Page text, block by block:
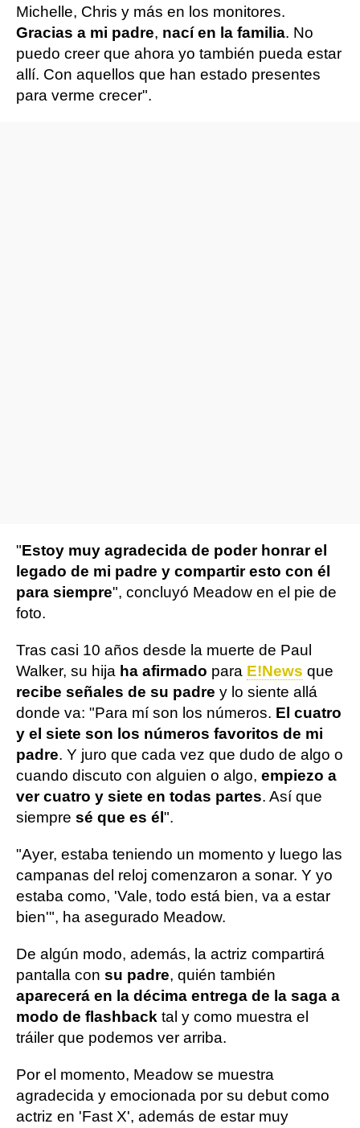
Michelle, Chris y más en los monitores.
Gracias a mi padre, nací en la familia. No
puedo creer que ahora yo también pueda estar
allí. Con aquellos que han estado presentes
para verme crecer".
"Estoy muy agradecida de poder honrar el
legado de mi padre y compartir esto con él
para siempre", concluyó Meadow en el pie de
foto.
Tras casi 10 años desde la muerte de Paul
Walker, su hija ha afirmado para E!News que
recibe señales de su padre y lo siente allá
donde va: "Para mí son los números. El cuatro
y el siete son los números favoritos de mi
padre. Y juro que cada vez que dudo de algo o
cuando discuto con alguien o algo, empiezo a
ver cuatro y siete en todas partes. Así que
siempre sé que es él ".
"Ayer, estaba teniendo un momento y luego las
campanas del reloj comenzaron a sonar. Y yo
estaba como, 'Vale, todo está bien, va a estar
bien'", ha asegurado Meadow.
De algún modo, además, la actriz compartirá
pantalla con su padre, quién también
aparecerá en la décima entrega de la saga a
modo de flashback tal y como muestra el
tráiler que podemos ver arriba.
Por el momento, Meadow se muestra
agradecida y emocionada por su debut como
actriz en 'Fast X', además de estar muy